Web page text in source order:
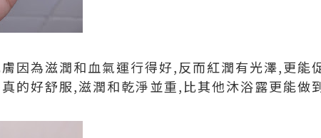
因為滋潤和血氣運行得好,反而紅潤有光澤,更能
的好舒服,滋潤和乾淨並重,比其他沐浴露更能做